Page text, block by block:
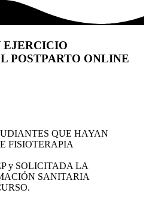
EJERCICIO
POSTPARTO ONLINE
QUE HAYAN
FISIOTERAPIA
y SOLICITADA LA
SANITARIA